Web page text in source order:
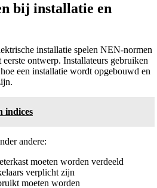
bij installatie en
installatie spelen NEN-normen
ontwerp. Installateurs gebruiken
een installatie wordt opgebouwd en
indices
andere:
moeten worden verdeeld
verplicht zijn
moeten worden